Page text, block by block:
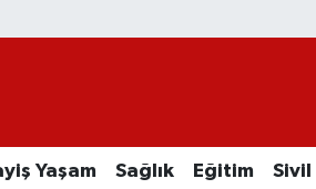
Yaşam Sağlık Eğitim Sivil